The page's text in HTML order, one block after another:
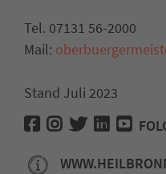
Tel. 07131 56-2000
Mail:
Stand Juli 2023